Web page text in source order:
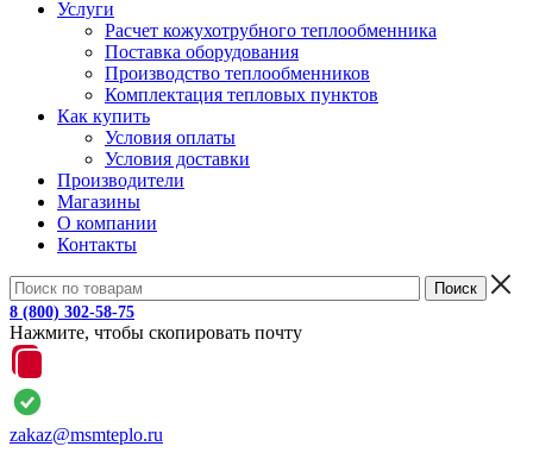
Услуги
Расчет кожухотрубного теплообменника
Поставка оборудования
Производство теплообменников
Комплектация тепловых пунктов
Как купить
Условия оплаты
Условия доставки
Производители
Магазины
О компании
Контакты
8 (800) 302-58-75
Нажмите, чтобы скопировать почту
zakaz@msmteplo.ru